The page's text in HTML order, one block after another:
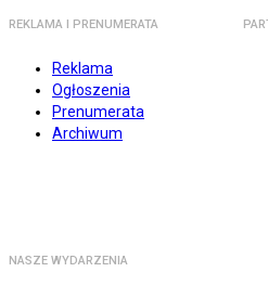
REKLAMA I PRENUMERATA
Reklama
Ogłoszenia
Prenumerata
Archiwum
NASZE WYDARZENIA